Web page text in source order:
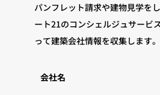
パンフレット請求や建物見学をし
ート21のコンシェルジュサービ
って建築会社情報を収集します。
会社名